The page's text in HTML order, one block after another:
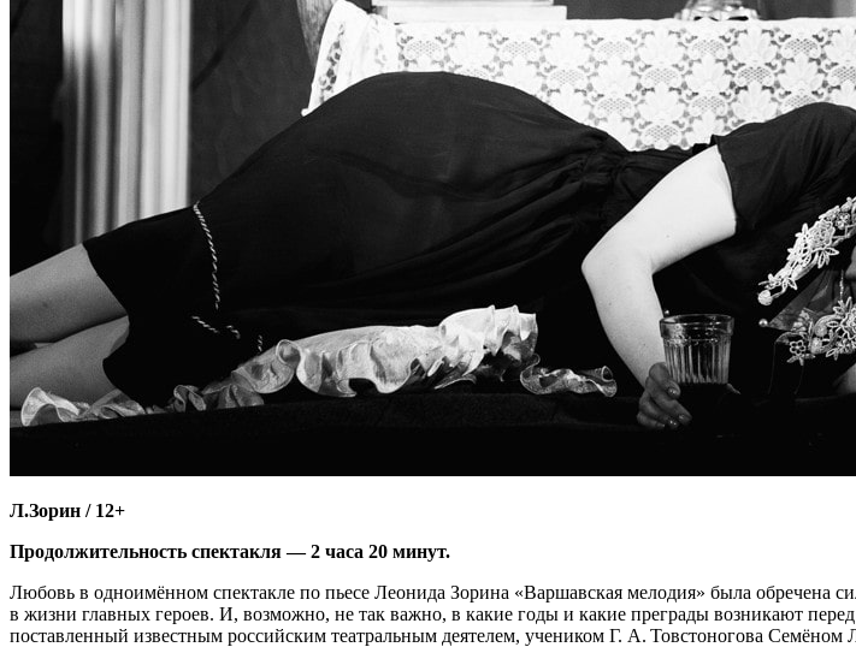
Л.Зорин / 12+
Продолжительность спектакля — 2 часа 20 минут.
Любовь в одноимённом спектакле по пьесе Леонида Зорина «Варшавская мелодия» была обречена
в жизни главных героев. И, возможно, не так важно, в какие годы и какие преграды возникают
поставленный известным российским театральным деятелем, учеником Г. А. Товстоногова Семёном